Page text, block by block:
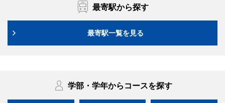
最寄駅から探す
最寄駅一覧を見る
学部・学年からコースを探す